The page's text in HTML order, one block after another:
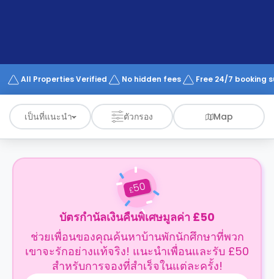
Works
All Properties Verified No hidden fees Free 24/7 booking
เป็นที่แนะนำ ตัวกรอง Map
£50
บัตรกำนัลเงินคืนพิเศษมูลค่า £50
ช่วยเพื่อนของคุณค้นหาบ้านพักนักศึกษาที่พวก
เขาจะรักอย่างแท้จริง! แนะนำเพื่อนและรับ £50
สำหรับการจองที่สำเร็จในแต่ละครั้ง!